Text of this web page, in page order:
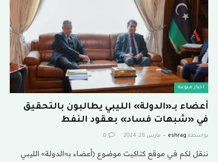
اخبار منوعة
أعضاء بـ«الدولة» الليبي يطالبون بالتحقيق
في «شبهات فساد» بعقود النفط
بواسطة eshrag مارس 28, 2024 0
ننقل لكم في موقع كتاكيت موضوع (أعضاء بـ«الدولة» الليبي